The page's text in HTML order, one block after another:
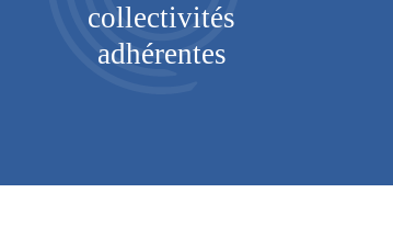
collectivités
adhérentes